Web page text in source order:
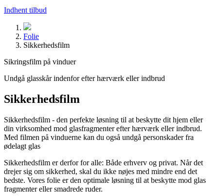
Indhent tilbud
Folie
Sikkerhedsfilm
Sikringsfilm på vinduer
Undgå glasskår indenfor efter hærværk eller indbrud
Sikkerhedsfilm
Sikkerhedsfilm - den perfekte løsning til at beskytte dit hjem eller
din virksomhed mod glasfragmenter efter hærværk eller indbrud.
Med filmen på vinduerne kan du også undgå personskader fra
ødelagt glas
Sikkerhedsfilm er derfor for alle: Både erhverv og privat. Når det
drejer sig om sikkerhed, skal du ikke nøjes med mindre end det
bedste. Vores folie er den optimale løsning til at beskytte mod glas
fragmenter eller smadrede ruder.